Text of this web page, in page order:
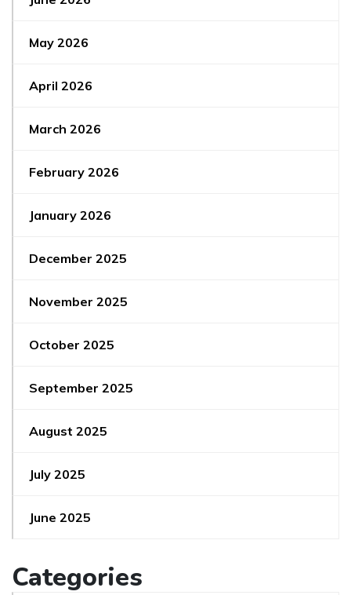
May 2026
April 2026
March 2026
February 2026
January 2026
December 2025
November 2025
October 2025
September 2025
August 2025
July 2025
June 2025
Categories